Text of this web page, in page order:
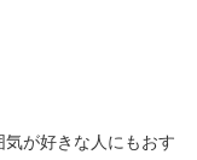
が好きな人にもおす